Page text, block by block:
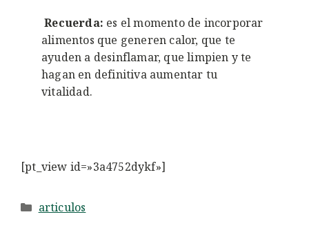
Recuerda: es el momento de incorporar
alimentos que generen calor, que te
ayuden a desinflamar, que limpien y te
hagan en definitiva aumentar tu
vitalidad.
[pt_view id=»3a4752dykf»]
Categorías
articulos